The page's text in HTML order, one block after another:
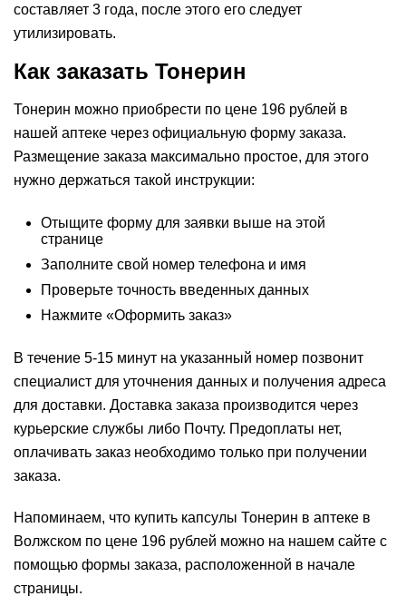
составляет 3 года, после этого его следует
утилизировать.
Как заказать Тонерин
Тонерин можно приобрести по цене 196 рублей в
нашей аптеке через официальную форму заказа.
Размещение заказа максимально простое, для этого
нужно держаться такой инструкции:
Отыщите форму для заявки выше на этой
странице
Заполните свой номер телефона и имя
Проверьте точность введенных данных
Нажмите «Оформить заказ»
В течение 5-15 минут на указанный номер позвонит
специалист для уточнения данных и получения адреса
для доставки. Доставка заказа производится через
курьерские службы либо Почту. Предоплаты нет,
оплачивать заказ необходимо только при получении
заказа.
Напоминаем, что купить капсулы Тонерин в аптеке в
Волжском по цене 196 рублей можно на нашем сайте с
помощью формы заказа, расположенной в начале
страницы.